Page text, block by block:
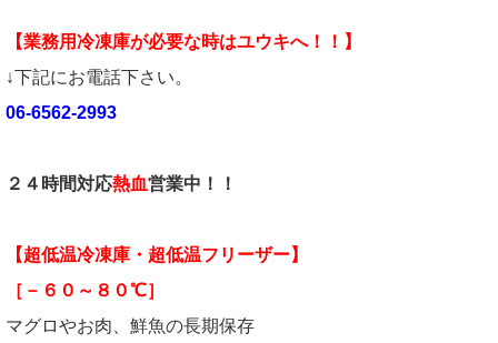
【業務用冷凍庫が必要な時はユウキへ！！】
↓下記にお電話下さい。
06-6562-2993
２４時間対応熱血営業中！！
【超低温冷凍庫・超低温フリーザー】
［－６０～８０℃］
マグロやお肉、鮮魚の長期保存